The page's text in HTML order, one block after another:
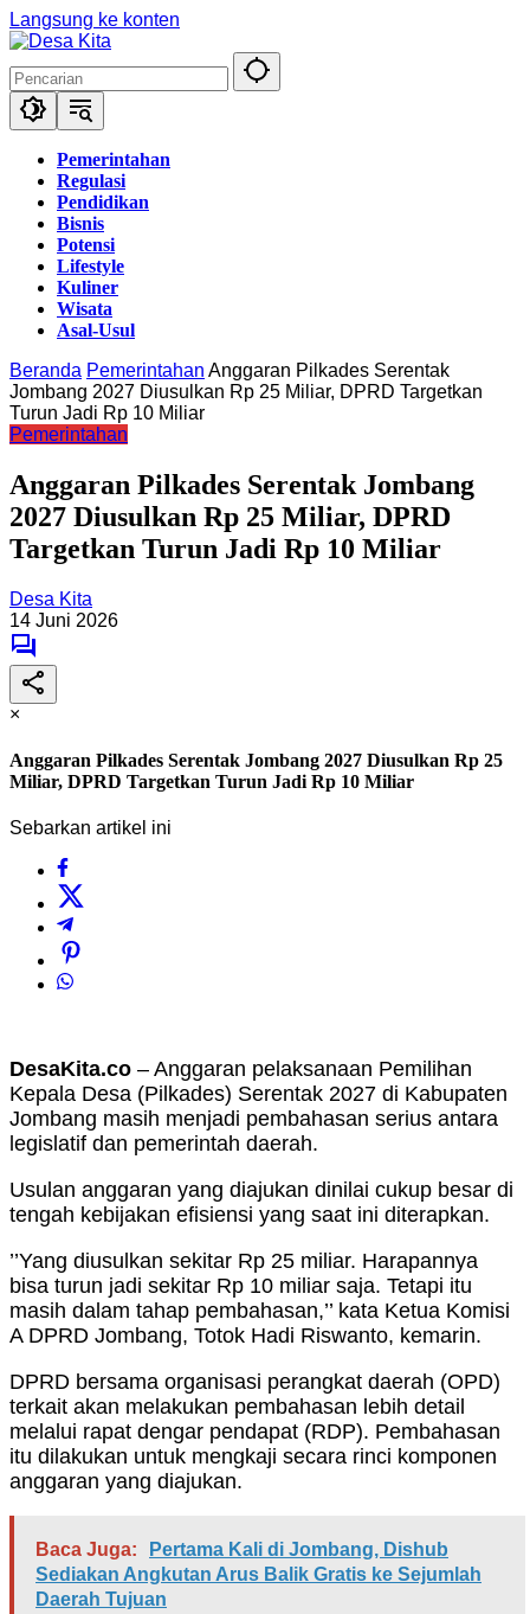
Langsung ke konten
Pemerintahan
Regulasi
Pendidikan
Bisnis
Potensi
Lifestyle
Kuliner
Wisata
Asal-Usul
Beranda Pemerintahan Anggaran Pilkades Serentak
Jombang 2027 Diusulkan Rp 25 Miliar, DPRD Targetkan
Turun Jadi Rp 10 Miliar
Pemerintahan
Anggaran Pilkades Serentak Jombang
2027 Diusulkan Rp 25 Miliar, DPRD
Targetkan Turun Jadi Rp 10 Miliar
Desa Kita
14 Juni 2026
×
Anggaran Pilkades Serentak Jombang 2027 Diusulkan Rp 25
Miliar, DPRD Targetkan Turun Jadi Rp 10 Miliar
Sebarkan artikel ini
DesaKita.co – Anggaran pelaksanaan Pemilihan
Kepala Desa (Pilkades) Serentak 2027 di Kabupaten
Jombang masih menjadi pembahasan serius antara
legislatif dan pemerintah daerah.
Usulan anggaran yang diajukan dinilai cukup besar di
tengah kebijakan efisiensi yang saat ini diterapkan.
’’Yang diusulkan sekitar Rp 25 miliar. Harapannya
bisa turun jadi sekitar Rp 10 miliar saja. Tetapi itu
masih dalam tahap pembahasan,’’ kata Ketua Komisi
A DPRD Jombang, Totok Hadi Riswanto, kemarin.
DPRD bersama organisasi perangkat daerah (OPD)
terkait akan melakukan pembahasan lebih detail
melalui rapat dengar pendapat (RDP). Pembahasan
itu dilakukan untuk mengkaji secara rinci komponen
anggaran yang diajukan.
Baca Juga:
Pertama Kali di Jombang, Dishub
Sediakan Angkutan Arus Balik Gratis ke Sejumlah
Daerah Tujuan